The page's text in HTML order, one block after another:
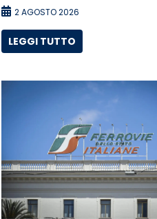
2 AGOSTO 2026
LEGGI TUTTO